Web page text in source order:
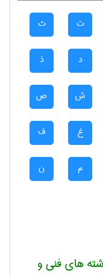
ت ث
د ذ
ش ص
غ ف
م ن
های فنی و